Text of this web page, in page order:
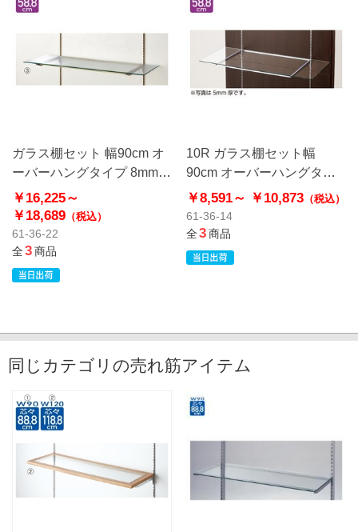
ガラス棚セット 幅90cm オ
ーバーハングタイプ 8mm厚
アンティークゴールド〔ス
トエキオリジナル〕
￥16,225～
￥18,689 （税込）
61-36-22
全3商品
10R ガラス棚セット幅
90cm オーバーハングタイ
プ 8mm厚
￥8,591～ ￥10,873（税込）
61-36-14
全3商品
同じカテゴリの売れ筋アイテム